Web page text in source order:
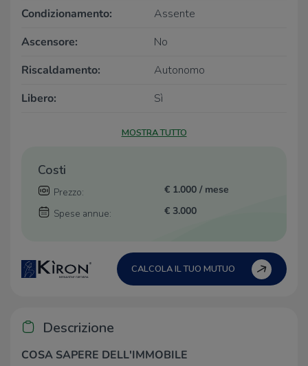
Condizionamento:
Assente
Ascensore:
No
Riscaldamento:
Autonomo
Libero:
Sì
MOSTRA TUTTO
Costi
Prezzo:
€ 1.000 / mese
Spese annue:
€ 3.000
CALCOLA IL TUO MUTUO
Descrizione
COSA SAPERE DELL'IMMOBILE